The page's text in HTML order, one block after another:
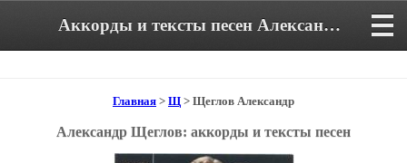
Аккорды и тексты песен Александра Щеглова
Главная > Щ > Щеглов Александр
Александр Щеглов: аккорды и тексты песен